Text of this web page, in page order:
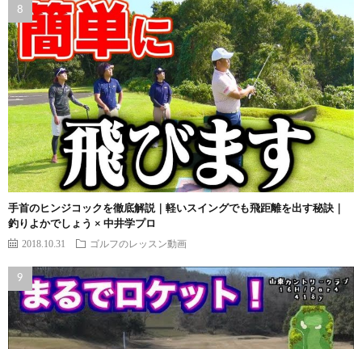
手首のヒンジコックを徹底解説｜軽いスイングでも飛距離を出す秘訣｜
釣りよかでしょう × 中井学プロ
2018.10.31 ゴルフのレッスン動画